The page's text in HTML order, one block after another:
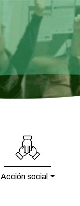
Acción social